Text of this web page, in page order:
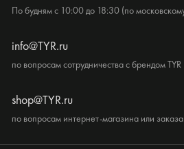
По будням с 10:00 до 18:30 (по
info@TYR.ru
по вопросам сотрудничества с брендом TYR
shop@TYR.ru
по вопросам интернет-магазина или заказа